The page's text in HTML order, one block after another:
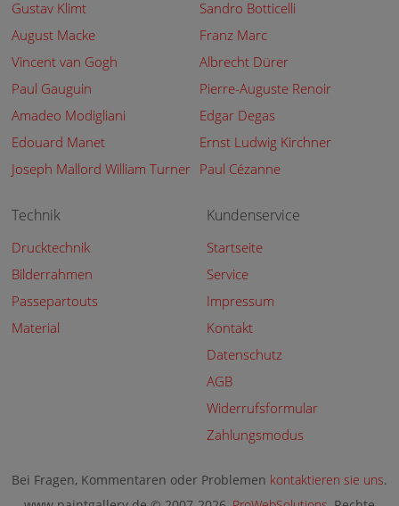
Gustav Klimt
Sandro Botticelli
August Macke
Franz Marc
Vincent van Gogh
Albrecht Dürer
Paul Gauguin
Pierre-Auguste Renoir
Amadeo Modigliani
Edgar Degas
Edouard Manet
Ernst Ludwig Kirchner
Joseph Mallord William Turner Paul Cézanne
Technik
Drucktechnik
Bilderrahmen
Passepartouts
Material
Kundenservice
Startseite
Service
Impressum
Kontakt
Datenschutz
AGB
Widerrufsformular
Zahlungsmodus
Bei Fragen, Kommentaren oder Problemen kontaktieren sie uns.